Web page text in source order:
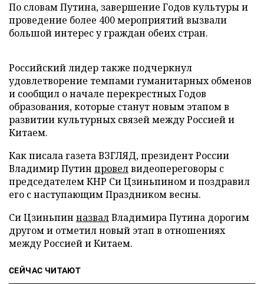
По словам Путина, завершение Годов культуры и
проведение более 400 мероприятий вызвали
большой интерес у граждан обеих стран.
Российский лидер также подчеркнул
удовлетворение темпами гуманитарных обменов
и сообщил о начале перекрестных Годов
образования, которые станут новым этапом в
развитии культурных связей между Россией и
Китаем.
Как писала газета ВЗГЛЯД, президент России
Владимир Путин провелвидеопереговоры с
председателем КНР Си Цзиньпином и поздравил
его с наступающим Праздником весны.
Си Цзиньпин назвалВладимира Путина дорогим
другом и отметил новый этап в отношениях
между Россией и Китаем.
СЕЙЧАС ЧИТАЮТ